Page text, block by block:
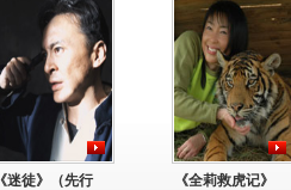
《迷徒》（先行
《全莉救虎记》